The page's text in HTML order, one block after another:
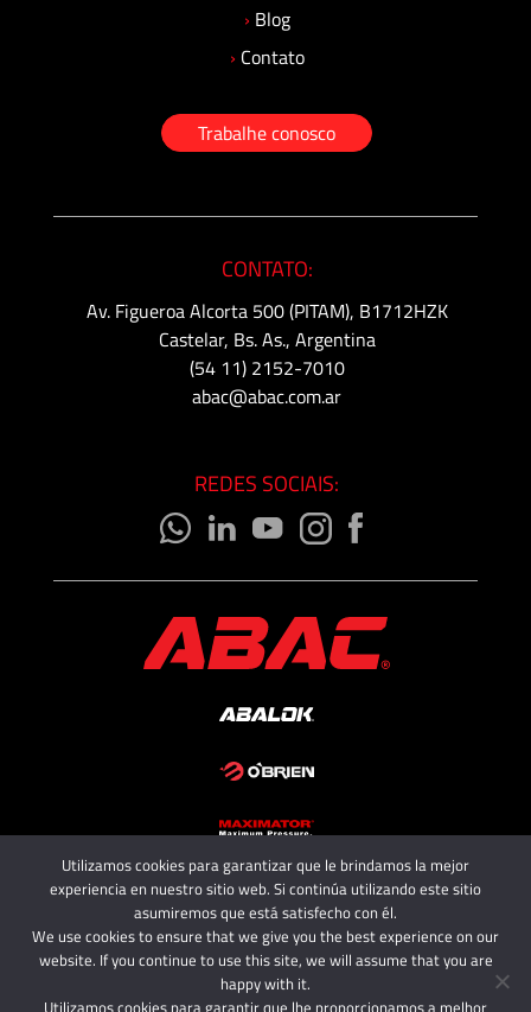
› Blog
› Contato
Trabalhe conosco
CONTATO:
Av. Figueroa Alcorta 500 (PITAM), B1712HZK
Castelar, Bs. As., Argentina
(54 11) 2152-7010
abac@abac.com.ar
REDES SOCIAIS:
Copyright 2025 - ABAC SRL
All rights reserved.
Utilizamos cookies para garantizar que le brindamos la mejor
experiencia en nuestro sitio web. Si continúa utilizando este sitio
asumiremos que está satisfecho con él.
We use cookies to ensure that we give you the best experience on our
website. If you continue to use this site, we will assume that you are
happy with it.
Utilizamos cookies para garantir que lhe proporcionamos a melhor